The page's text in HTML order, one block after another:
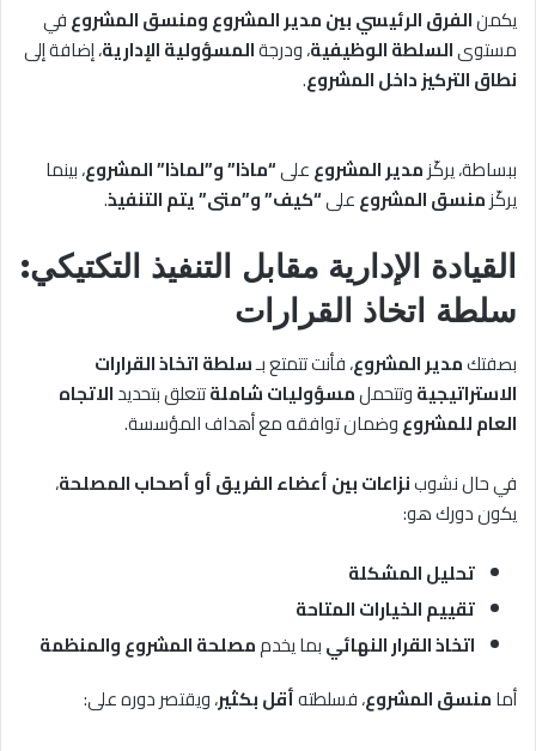
يكمنالفرق الرئيسي بين مدير المشروع ومنسق المشروعفي
مستوىالسلطة الوظيفية، ودرجةالمسؤولية الإدارية، إضافة إلى
نطاق التركيز داخل المشروع.
ببساطة، يركّزمدير المشروععلى“ماذا” و”لماذا” المشروع، بينما
يركّزمنسق المشروععلى“كيف” و”متى” يتم التنفيذ.
القيادة الإدارية مقابل التنفيذ التكتيكي:
سلطة اتخاذ القرارات
بصفتكمدير المشروع، فأنت تتمتع بـسلطة اتخاذ القرارات
الاستراتيجيةوتتحملمسؤوليات شاملةتتعلق بتحديدالاتجاه
العام للمشروعوضمان توافقه مع أهداف المؤسسة.
في حال نشوبنزاعات بين أعضاء الفريق أو أصحاب المصلحة،
يكون دورك هو:
تحليل المشكلة
تقييم الخيارات المتاحة
اتخاذ القرار النهائيبما يخدممصلحة المشروع والمنظمة
أمامنسق المشروع، فسلطتهأقل بكثير، ويقتصر دوره على: